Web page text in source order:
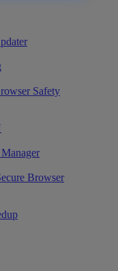
Safety
Browser